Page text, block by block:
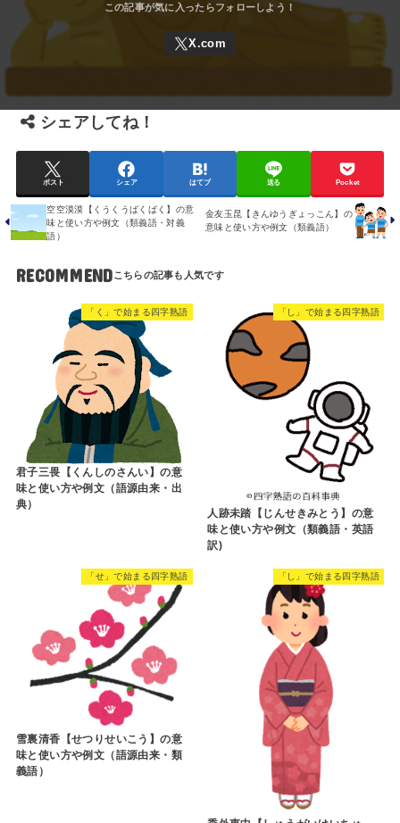
シェアしてね！
ポスト シェア はてブ 送る Pocket
空空漠漠【くうくうばくばく】の意
味と使い方や例文（類義語・対義
語）
金友玉昆【きんゆうぎょっこん】の
意味と使い方や例文（類義語）
RECOMMEND
「く」で始まる四字熟語
君子三畏【くんしのさんい】の意
味と使い方や例文（語源由来・出
典）
「し」で始まる四字熟語
人跡未踏【じんせきみとう】の意
味と使い方や例文（類義語・英語
訳)
「せ」で始まる四字熟語
雪裏清香【せつりせいこう】の意
味と使い方や例文（語源由来・類
義語）
「し」で始まる四字熟語